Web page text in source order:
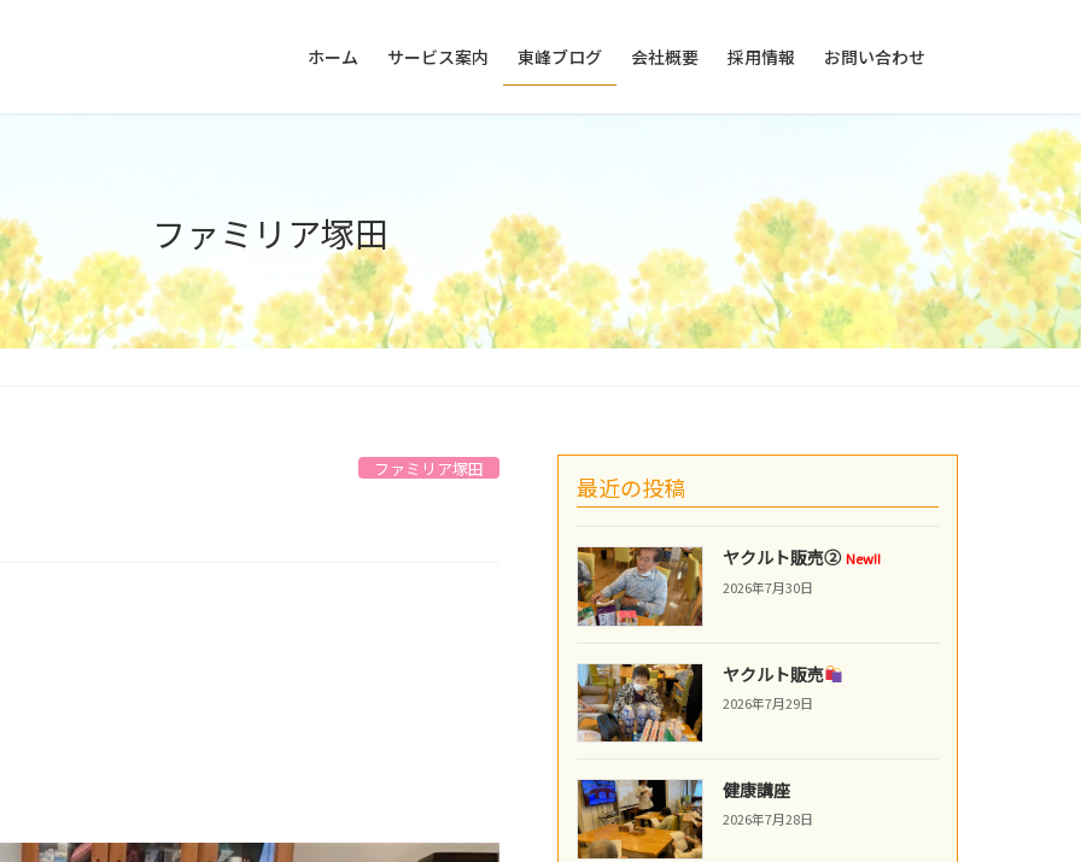
ホーム サービス案内 東峰ブログ 会社概要 採用情報 お問い合わせ
ファミリア塚田
ファミリア塚田
最近の投稿
ヤクルト販売② New!!
2026年7月30日
ヤクルト販売
2026年7月29日
健康講座
2026年7月28日